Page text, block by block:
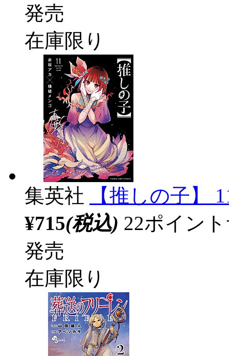
発売
在庫限り
集英社
【推しの子】
¥715(税込) 22ポイン
発売
在庫限り